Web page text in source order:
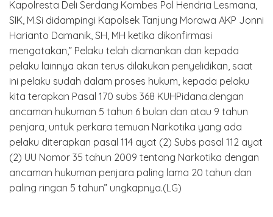
Kapolresta Deli Serdang Kombes Pol Hendria Lesmana,
SIK, M.Si didampingi Kapolsek Tanjung Morawa AKP Jonni
Harianto Damanik, SH, MH ketika dikonfirmasi
mengatakan,” Pelaku telah diamankan dan kepada
pelaku lainnya akan terus dilakukan penyelidikan, saat
ini pelaku sudah dalam proses hukum, kepada pelaku
kita terapkan Pasal 170 subs 368 KUHPidana.dengan
ancaman hukuman 5 tahun 6 bulan dan atau 9 tahun
penjara, untuk perkara temuan Narkotika yang ada
pelaku diterapkan pasal 114 ayat (2) Subs pasal 112 ayat
(2) UU Nomor 35 tahun 2009 tentang Narkotika dengan
ancaman hukuman penjara paling lama 20 tahun dan
paling ringan 5 tahun” ungkapnya.(LG)